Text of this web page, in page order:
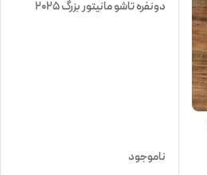
دونفره تاشو مانیتور بزرگ 2025
ناموجود